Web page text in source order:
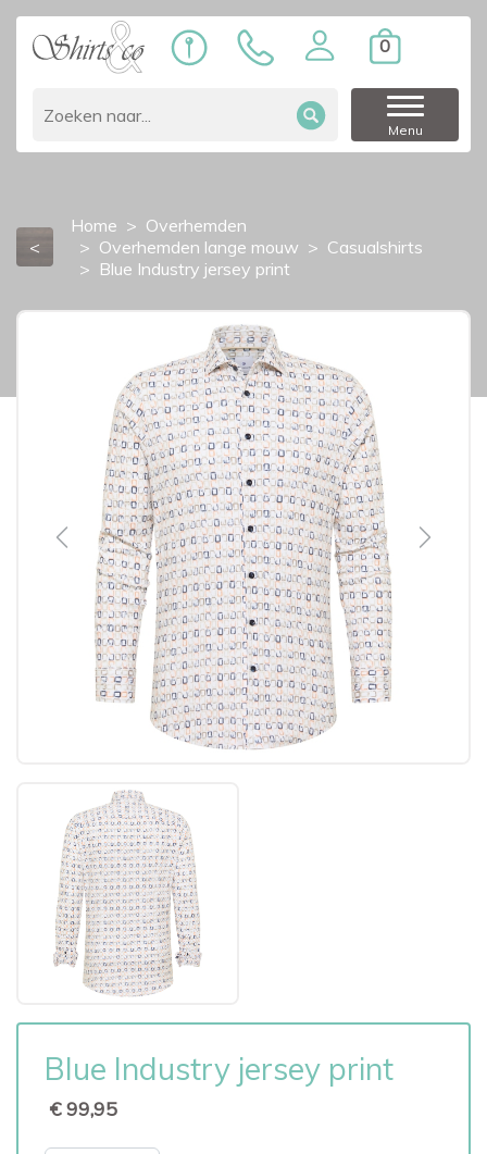
0
Menu
<
Home
Overhemden
Overhemden lange mouw
Casualshirts
Blue Industry jersey print
Previous Next
Blue Industry jersey print
€ 99,95